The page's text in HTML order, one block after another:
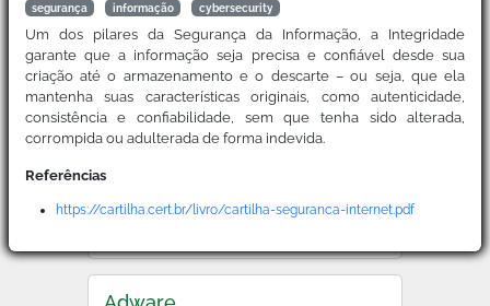
2FA
Sigla para Two-Factor Authentication, é um método de
ACL
Sigla para Access Control List, a lista de permissões que
segurança informação cybersecurity
Um dos pilares da Segurança da Informação, a Integridade
garante que a informação seja precisa e confiável desde sua
criação até o armazenamento e o descarte – ou seja, que ela
mantenha suas características originais, como autenticidade,
consistência e confiabilidade, sem que tenha sido alterada,
corrompida ou adulterada de forma indevida.
Referências
https://cartilha.cert.br/livro/cartilha-seguranca-internet.pdf